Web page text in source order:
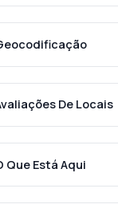
De Locais
Que Está Aqui